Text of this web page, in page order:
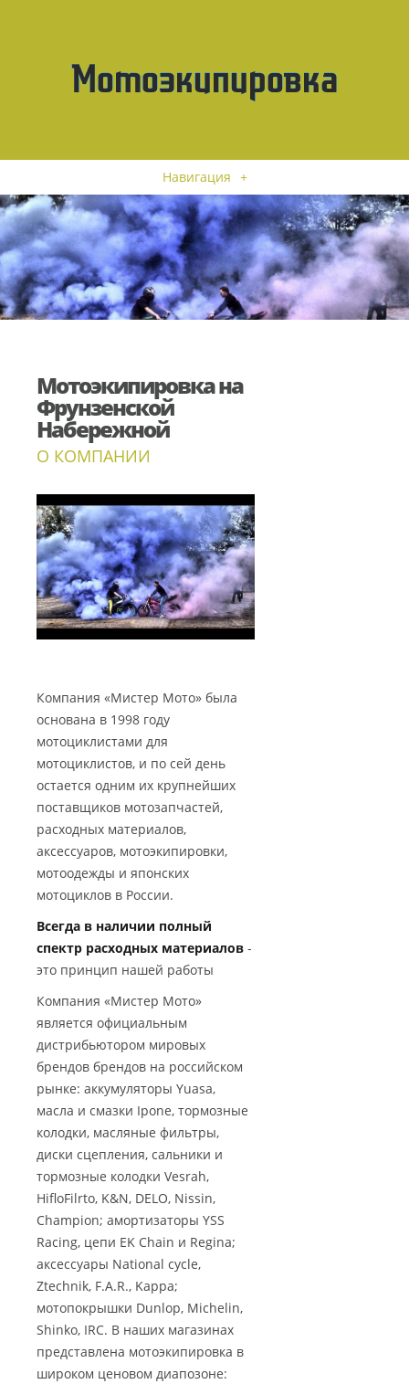
Навигация +
Мотоэкипировка на
Фрунзенской
Набережной
О КОМПАНИИ
Компания «Мистер Мото» была
основана в 1998 году
мотоциклистами для
мотоциклистов, и по сей день
остается одним их крупнейших
поставщиков мотозапчастей,
расходных материалов,
аксессуаров, мотоэкипировки,
мотоодежды и японских
мотоциклов в России.
Всегда в наличии полный
спектр расходных материалов -
это принцип нашей работы
Компания «Мистер Мото»
является официальным
дистрибьютором мировых
брендов брендов на российском
рынке: аккумуляторы Yuasa,
масла и смазки Ipone, тормозные
колодки, масляные фильтры,
диски сцепления, сальники и
тормозные колодки Vesrah,
HifloFilrto, K&N, DELO, Nissin,
Champion; амортизаторы YSS
Racing, цепи EK Chain и Regina;
аксессуары National cycle,
Ztechnik, F.A.R., Kappa;
мотопокрышки Dunlop, Michelin,
Shinko, IRC. В наших магазинах
представлена мотоэкипировка в
широком ценовом диапозоне: